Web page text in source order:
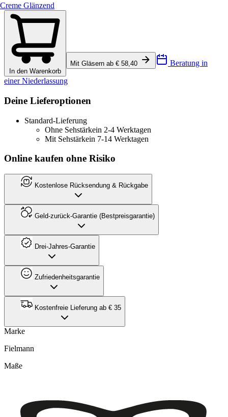
Creme Glänzend
In den Warenkorb
Mit Gläsern ab € 58,40 Beratung in
einer Niederlassung
Deine Lieferoptionen
Standard-Lieferung
Ohne Sehstärkein 2-4 Werktagen
Mit Sehstärkein 7-14 Werktagen
Online kaufen ohne Risiko
Kostenlose Rücksendung & Rückgabe
Geld-zurück-Garantie (Bestpreisgarantie)
Drei-Jahres-Garantie
Zufriedenheitsgarantie
Kostenfreie Lieferung ab € 35
Marke
Fielmann
Maße